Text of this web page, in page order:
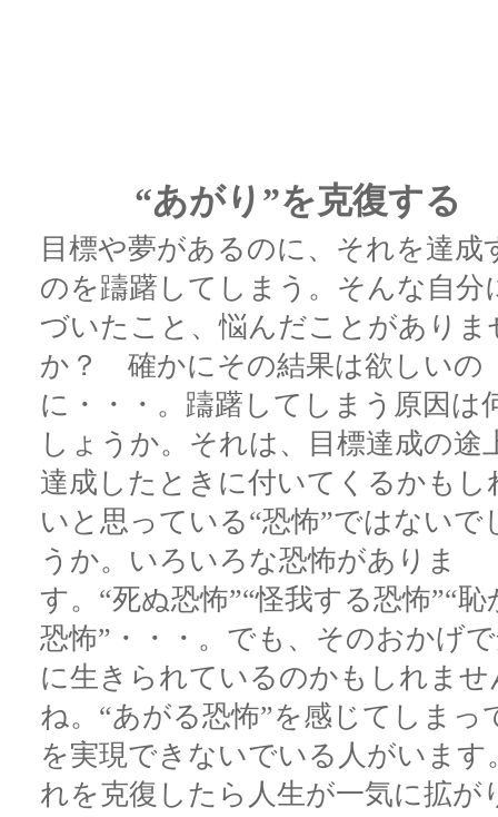
“あがり”を克復する
目標や夢があるのに、それを達成
のを躊躇してしまう。そんな自分
づいたこと、悩んだことがありま
か？ 確かにその結果は欲しいの
に・・・。躊躇してしまう原因は
しょうか。それは、目標達成の途
達成したときに付いてくるかもし
いと思っている“恐怖”ではないで
うか。いろいろな恐怖がありま
す。“死ぬ恐怖”“怪我する恐怖”“恥
恐怖”・・・。でも、そのおかげ
に生きられているのかもしれませ
ね。“あがる恐怖”を感じてしまっ
を実現できないでいる人がいます
れを克復したら人生が一気に拡が